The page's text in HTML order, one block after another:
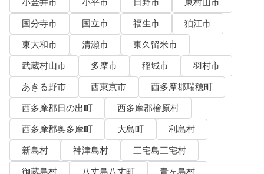
小金井市
小平市 日野市
東村山市
国分寺市
国立市 福生市
狛江市
東大和市
清瀬市
東久留米市
武蔵村山市
多摩市 稲城市
羽村市
あきる野市
西東京市
西多摩郡瑞穂町
西多摩郡日の出町
西多摩郡檜原村
西多摩郡奥多摩町
大島町
利島村
新島村
神津島村
三宅島三宅村
御蔵島村
八丈島八丈町 青ヶ島村